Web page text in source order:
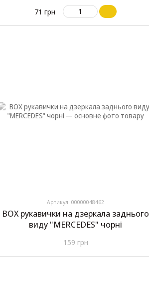
71 грн
Артикул: 00000048462
BOX рукавички на дзеркала заднього
виду "MERCEDES" чорні
159 грн